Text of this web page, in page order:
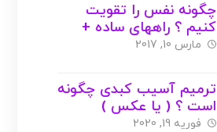
چگونه نفس را تقویت
کنیم ؟ راههای ساده +
عکس
مارس 10, 2017
ترمیم آسیب کبدی چگونه
است ؟ ( یا عکس )
فوریه 19, 2020